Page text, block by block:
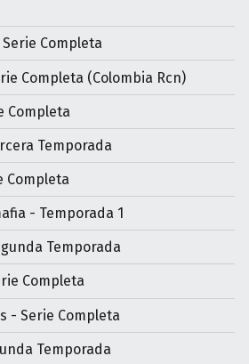
Completa
Completa (Colombia Rcn)
Completa
Temporada
Completa
- Temporada 1
Temporada
Completa
- Serie Completa
Temporada